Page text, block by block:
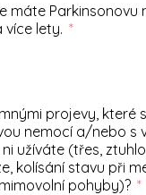
máte Parkinsonovu
více lety.
projevy, které
nemocí a/nebo s
užíváte (třes,
kolísání stavu při
pohyby)?